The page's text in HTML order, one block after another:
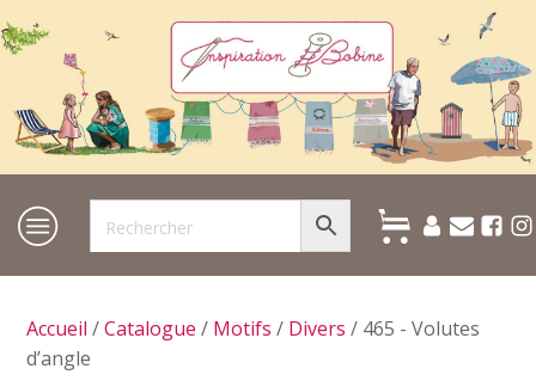
Accueil /Catalogue / Motifs / Divers / 465 - Volutes
d’angle